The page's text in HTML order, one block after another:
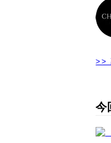
>>
今